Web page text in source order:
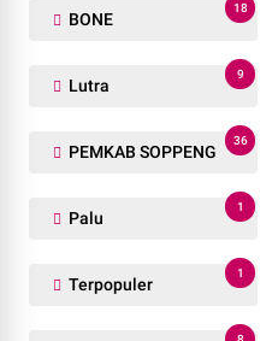
BONE
18
Lutra
9
PEMKAB SOPPENG
36
Palu
1
Terpopuler
1